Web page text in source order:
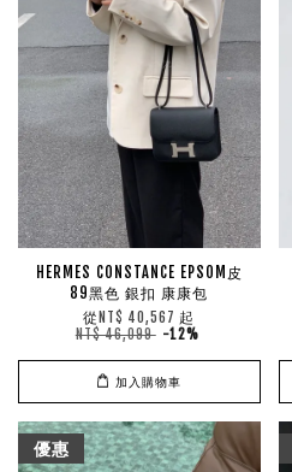
HERMES CONSTANCE EPSOM皮
89黑色 銀扣 康康包
從 NT$ 40,567 起
NT$ 46,099 -12%
加入購物車
優惠